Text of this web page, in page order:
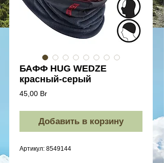
БАФФ HUG WEDZE
красный-серый
45,00 BrЦена
Добавить в корзину
Артикул: 8549144